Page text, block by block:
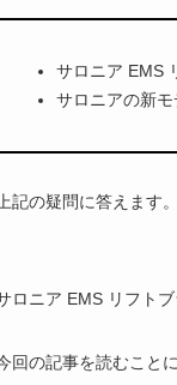
サロニア EMS
サロニアの新
記の疑問に答えます。
ロニア EMS リフトブ
回の記事を読むこと